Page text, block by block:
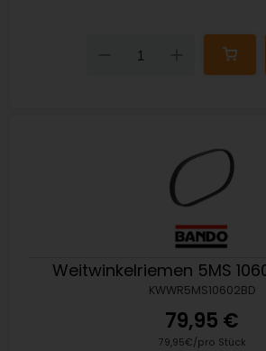
Down
Weitwinkelriemen 5MS
KWWR5MS10602BD
79,95 €
79,95€/pro Stück